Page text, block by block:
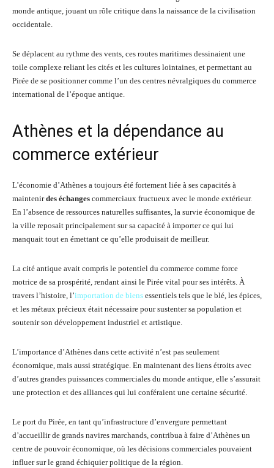
monde antique, jouant un rôle critique dans la naissance de la civilisation
occidentale.
Se déplacent au rythme des vents, ces routes maritimes dessinaient une
toile complexe reliant les cités et les cultures lointaines, et permettant au
Pirée de se positionner comme l’un des centres névralgiques du commerce
international de l’époque antique.
Athènes et la dépendance au
commerce extérieur
L’économie d’Athènes a toujours été fortement liée à ses capacités à
maintenirdes échanges commerciaux fructueux avec le monde extérieur.
En l’absence de ressources naturelles suffisantes, la survie économique de
la ville reposait principalement sur sa capacité à importer ce qui lui
manquait tout en émettant ce qu’elle produisait de meilleur.
La cité antique avait compris le potentiel du commerce comme force
motrice de sa prospérité, rendant ainsi le Pirée vital pour ses intérêts. À
travers l’histoire, l’importation de biens essentiels tels que le blé, les épices,
et les métaux précieux était nécessaire pour sustenter sa population et
soutenir son développement industriel et artistique.
L’importance d’Athènes dans cette activité n’est pas seulement
économique, mais aussi stratégique. En maintenant des liens étroits avec
d’autres grandes puissances commerciales du monde antique, elle s’assurait
une protection et des alliances qui lui conféraient une certaine sécurité.
Le port du Pirée, en tant qu’infrastructure d’envergure permettant
d’accueillir de grands navires marchands, contribua à faire d’Athènes un
centre de pouvoir économique, où les décisions commerciales pouvaient
influer sur le grand échiquier politique de la région.